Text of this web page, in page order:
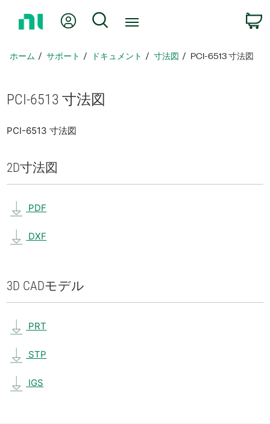
ペ
に
戻
Myアカウント
検索
ホーム サポート ドキュメント 寸法図 PCI-6513 寸法図
PCI-6513 寸法図
PCI-6513 寸法図
2D寸法図
PDF
DXF
3D CADモデル
PRT
STP
IGS